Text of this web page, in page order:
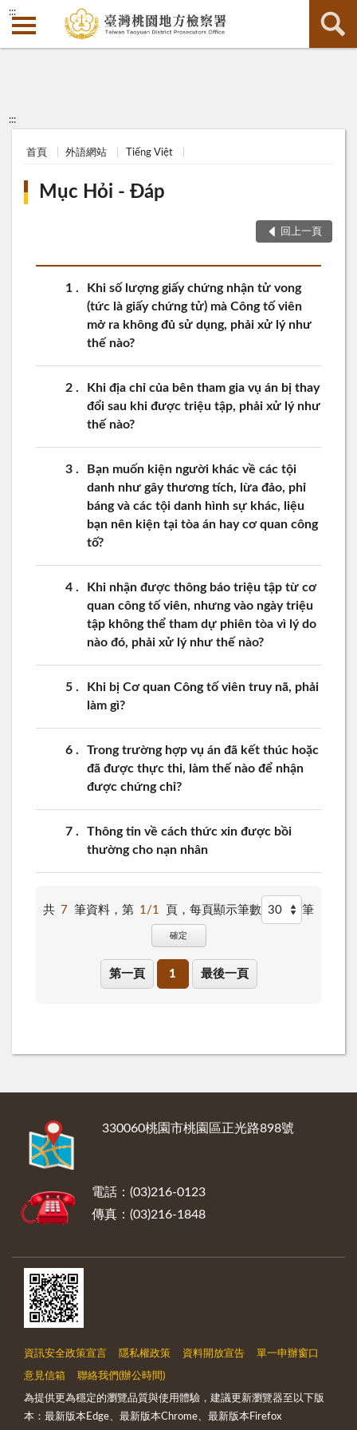
:::
:::
首頁 外語網站 Tiếng Việt
Mục Hỏi - Đáp
回上一頁
1
Khi số lượng giấy chứng nhận tử vong
(tức là giấy chứng tử) mà Công tố viên
mở ra không đủ sử dụng, phải xử lý như
thế nào?
2
Khi địa chỉ của bên tham gia vụ án bị thay
đổi sau khi được triệu tập, phải xử lý như
thế nào?
3
Bạn muốn kiện người khác về các tội
danh như gây thương tích, lừa đảo, phỉ
báng và các tội danh hình sự khác, liệu
bạn nên kiện tại tòa án hay cơ quan công
tố?
4
Khi nhận được thông báo triệu tập từ cơ
quan công tố viên, nhưng vào ngày triệu
tập không thể tham dự phiên tòa vì lý do
nào đó, phải xử lý như thế nào?
5
Khi bị Cơ quan Công tố viên truy nã, phải
làm gì?
6
Trong trường hợp vụ án đã kết thúc hoặc
đã được thực thi, làm thế nào để nhận
được chứng chỉ?
7
Thông tin về cách thức xin được bồi
thường cho nạn nhân
共 7 筆資料，第 1/1 頁， 每頁顯示筆數 筆
確定
第一頁 1 最後一頁
330060桃園市桃園區正光路898號
電話：(03)216-0123
傳真：(03)216-1848
資訊安全政策宣言 隱私權政策 資料開放宣告 單一申辦窗口
意見信箱 聯絡我們(辦公時間)
為提供更為穩定的瀏覽品質與使用體驗，建議更新瀏覽器至以下版
本：最新版本Edge、最新版本Chrome、最新版本Firefox